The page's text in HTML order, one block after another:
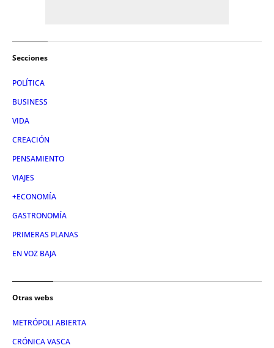
Secciones
POLÍTICA
BUSINESS
VIDA
CREACIÓN
PENSAMIENTO
VIAJES
+ECONOMÍA
GASTRONOMÍA
PRIMERAS PLANAS
EN VOZ BAJA
Otras webs
METRÓPOLI ABIERTA
CRÓNICA VASCA